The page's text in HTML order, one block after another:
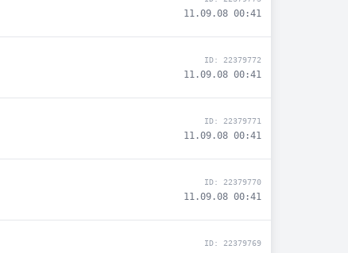
11.09.08 00:41
ID: 22379772
11.09.08 00:41
ID: 22379771
11.09.08 00:41
ID: 22379770
11.09.08 00:41
ID: 22379769